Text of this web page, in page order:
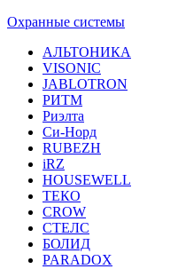
Охранные системы
АЛЬТОНИКА
VISONIC
JABLOTRON
РИТМ
Риэлта
Си-Норд
RUBEZH
iRZ
HOUSEWELL
ТЕКО
CROW
СТЕЛС
БОЛИД
PARADOX